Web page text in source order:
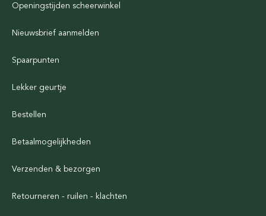
Openingstijden scheerwinkel
Nieuwsbrief aanmelden
Spaarpunten
Lekker geurtje
Bestellen
Betaalmogelijkheden
Verzenden & bezorgen
Retourneren - ruilen - klachten